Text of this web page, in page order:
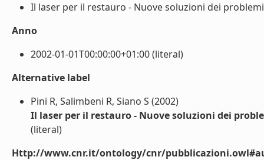
Il laser per il restauro - Nuove soluzioni dei
Anno
2002-01-01T00:00:00+01:00 (literal)
Alternative label
Pini R, Salimbeni R, Siano S (2002)
Il laser per il restauro - Nuove soluzioni dei
(literal)
Http://www.cnr.it/ontology/cnr/